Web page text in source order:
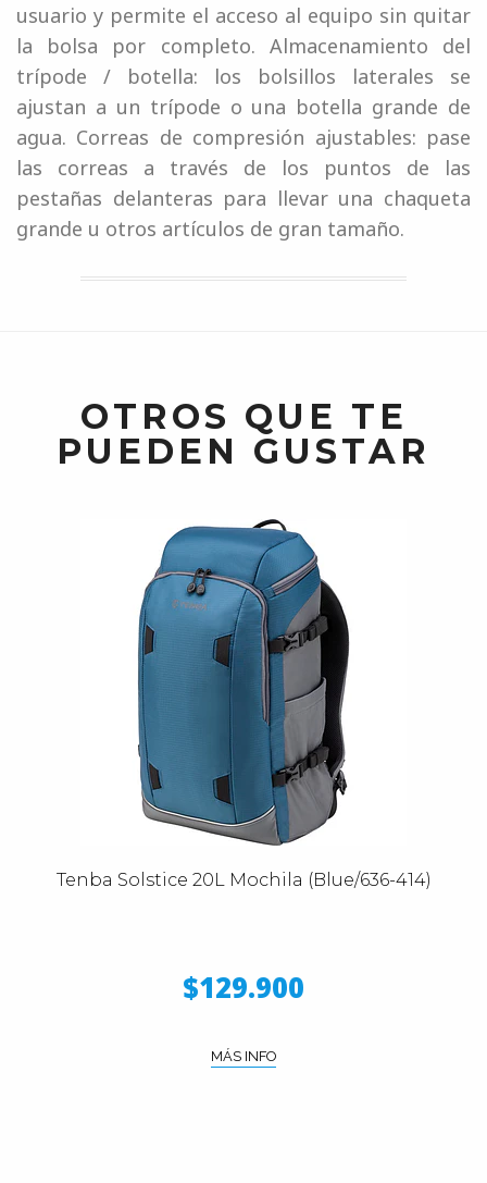
usuario y permite el acceso al equipo sin quitar
la bolsa por completo. Almacenamiento del
trípode / botella: los bolsillos laterales se
ajustan a un trípode o una botella grande de
agua. Correas de compresión ajustables: pase
las correas a través de los puntos de las
pestañas delanteras para llevar una chaqueta
grande u otros artículos de gran tamaño.
OTROS QUE TE
PUEDEN GUSTAR
Tenba Solstice 20L Mochila (Blue/636-414)
$129.900
MÁS INFO